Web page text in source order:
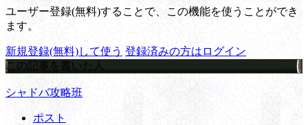
ユーザー登録(無料)することで、この機能を使うことができ
ます。
新規登録(無料)して使う 登録済みの方はログイン
この記事を書いた人
シャドバ攻略班
ポスト